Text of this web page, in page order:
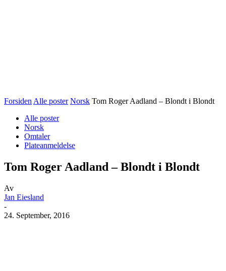
Forsiden Alle poster Norsk Tom Roger Aadland – Blondt i Blondt
Alle poster
Norsk
Omtaler
Plateanmeldelse
Tom Roger Aadland – Blondt i Blondt
Av
Jan Eiesland
-
24. September, 2016